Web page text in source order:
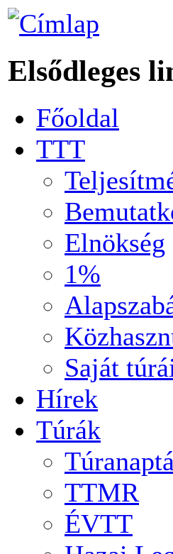
Elsődleges
Főoldal
TTT
Elnökség
1%
Saját
Hírek
Túrák
TTMR
ÉVTT